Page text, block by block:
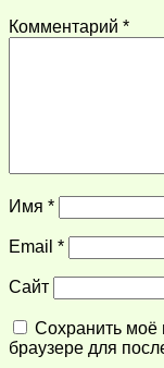
Комментарий *
Имя *
Email *
Сайт
Сохранить моё
браузере для